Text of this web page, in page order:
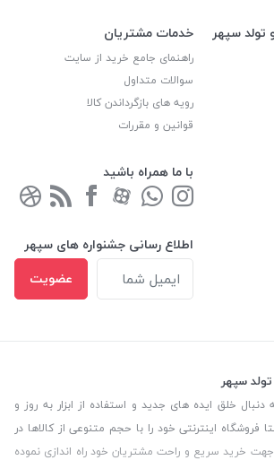
تولد سپهر خدمات مشتریان
راهنمای جامع خرید از سایت
سوالات متداول
رویه های بازگرداندن کالا
قوانین و مقررات
با ما همراه باشید
اطلاع رسانی جشنواره های سپهر
عضویت
سپهر
خلق ایده های جدید و استفاده از ابزار به روز و
فروشگاه اینترنتی خود را با حجم متنوعی از کالاها در
جهت خرید سریع و راحت مشتریان خود راه اندازی نموده